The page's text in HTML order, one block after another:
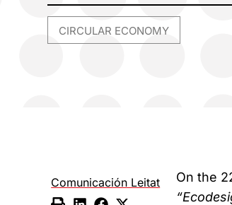
CIRCULAR ECONOMY
Comunicación Leitat
On the